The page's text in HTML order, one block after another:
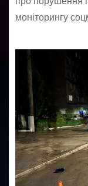
моніторингу